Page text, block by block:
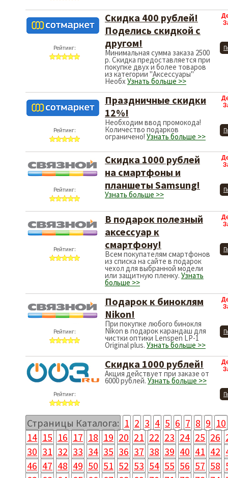
Рейтинг:
Скидка 400 рублей!
Поделись скидкой с
другом!
Минимальная сумма заказа 2500
р. Скидка предоставляется при
покупке двух и более товаров
из категории "Аксессуары"
НеобхУзнать больше >>
Рейтинг:
Праздничные скидки
12%!
Необходим ввод промокода!
Количество подарков
ограничено! Узнать больше >>
Рейтинг:
Скидка 1000 рублей
на смартфоны и
планшеты Samsung!
Узнать больше >>
Рейтинг:
В подарок полезный
аксессуар к
смартфону!
Всем покупателям смартфонов
из списка на сайте в подарок
чехол для выбранной модели
или защитную пленку. Узнать
больше >>
Рейтинг:
Подарок к биноклям
Nikon!
При покупке любого бинокля
Nikon в подарок карандаш для
чистки оптики Lenspen LP-1
Original plus. Узнать больше >>
Рейтинг:
Cкидка 1000 рублей!
Акция действует при заказе от
6000 рублей. Узнать больше >>
Страницы Каталога: 1 2 3 4 5 6 7 8 9 10
14 15 16 17 18 19 20 21 22 23 24 25 26
30 31 32 33 34 35 36 37 38 39 40 41 42
46 47 48 49 50 51 52 53 54 55 56 57 58